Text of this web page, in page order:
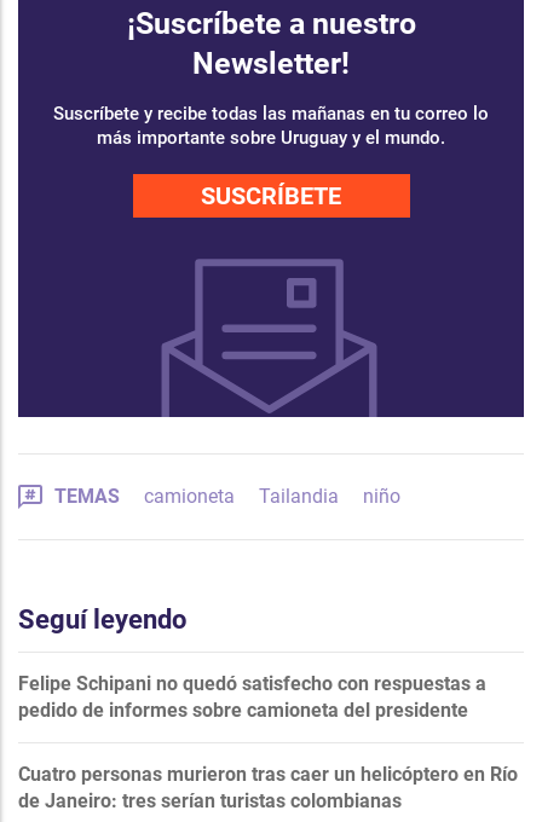
¡Suscríbete a nuestro
Newsletter!
Suscríbete y recibe todas las mañanas en tu correo lo
más importante sobre Uruguay y el mundo.
SUSCRÍBETE
TEMAS camioneta Tailandia niño
Seguí leyendo
Felipe Schipani no quedó satisfecho con respuestas a
pedido de informes sobre camioneta del presidente
Cuatro personas murieron tras caer un helicóptero en Río
de Janeiro: tres serían turistas colombianas